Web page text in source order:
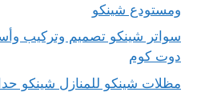
ومستودع شينكو
سواتر شينكو تصميم وتركيب
دوت كوم
مظلات شينكو للمنازل شينكو